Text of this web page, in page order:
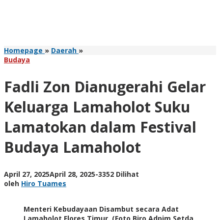
Homepage » Daerah »Fadli
Keluarga
Lamaholot
Suku
Lamatokan
dalam
Festival
Budaya
Lamaholot
Budaya
Fadli Zon Dianugerahi Gelar
Keluarga Lamaholot Suku
Lamatokan dalam Festival
Budaya Lamaholot
April 27, 2025April 28, 2025oleh
-3352 Dilihat
oleh Hiro Tuames
Menteri Kebudayaan Disambut secara Adat